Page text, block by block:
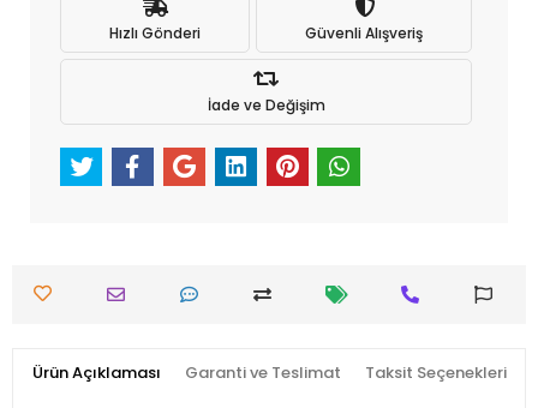
Hızlı Gönderi Güvenli Alışveriş
İade ve Değişim
Ürün Açıklaması Garanti ve Teslimat Taksit Seçenekleri